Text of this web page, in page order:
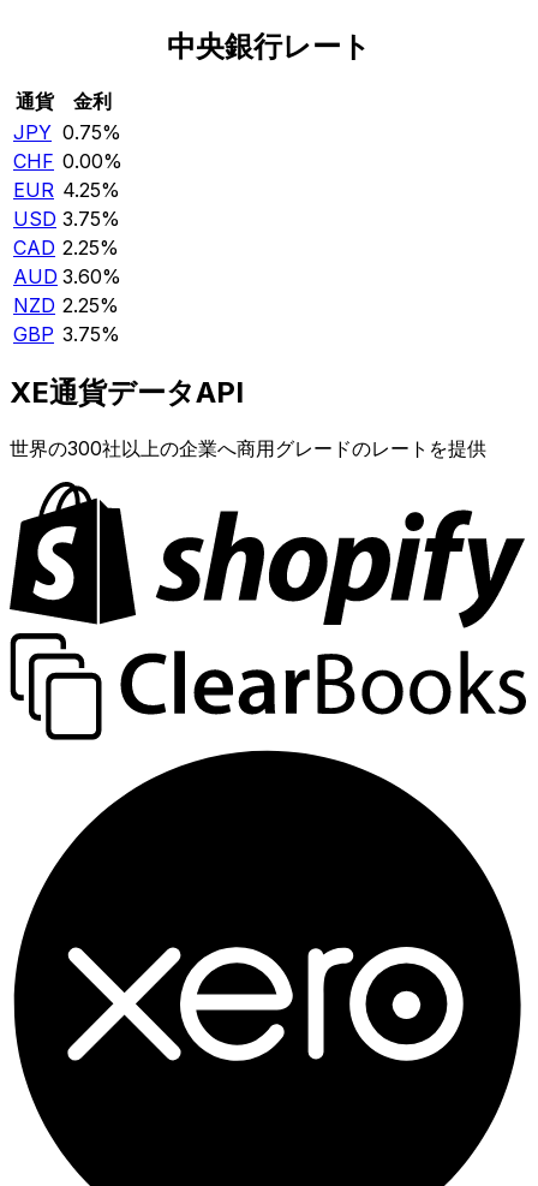
中央銀行レート
通貨
金利
JPY 0.75%
CHF 0.00%
EUR 4.25%
USD 3.75%
CAD 2.25%
AUD 3.60%
NZD 2.25%
GBP 3.75%
XE通貨データAPI
世界の300社以上の企業へ商用グレードのレートを提供